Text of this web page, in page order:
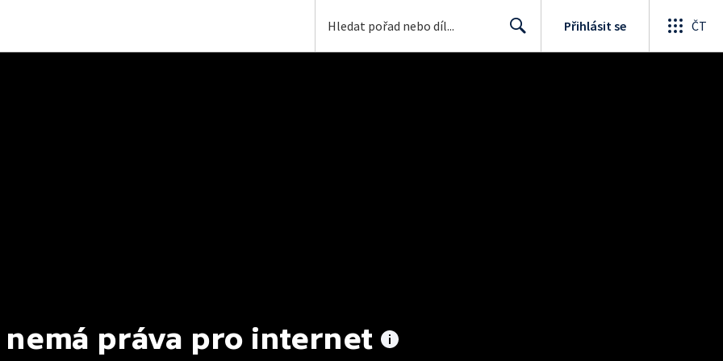
Přihlásit se ČT
nemá práva pro internet